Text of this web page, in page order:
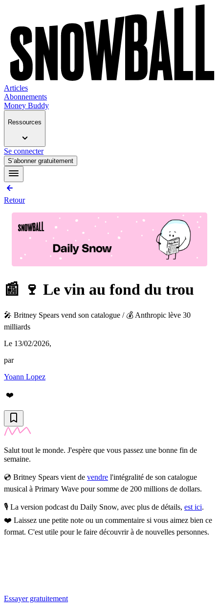
Articles
Abonnements
Money Buddy
Ressources
Se connecter
S’abonner gratuitement
Retour
📰 🍷 Le vin au fond du trou
🎤 Britney Spears vend son catalogue / 💰 Anthropic lève 30
milliards
Le 13/02/2026,
par
Yoann Lopez
❤️
Salut tout le monde. J'espère que vous passez une bonne fin de
semaine.
💿 Britney Spears vient de vendre l'intégralité de son catalogue
musical à Primary Wave pour somme de 200 millions de dollars.
🎙️ La version podcast du Daily Snow, avec plus de détails, est ici.
❤️ Laissez une petite note ou un commentaire si vous aimez bien ce
format. C'est utile pour le faire découvrir à de nouvelles personnes.
Essayer gratuitement